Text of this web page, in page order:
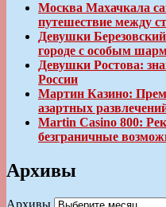
Москва Махачкала
путешествие между
Девушки
городе с особым
Девушки Ростова:
России
Мартин Казино:
азартных
Martin Casino 800:
безграничные
Архивы
Архивы